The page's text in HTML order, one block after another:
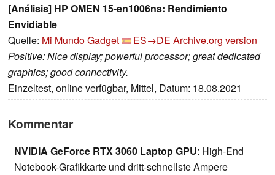
[Análisis] HP OMEN 15-en1006ns: Rendimiento
Envidiable
Quelle: Mi Mundo Gadget ES→DE Archive.org version
Positive: Nice display; powerful processor; great dedicated
graphics; good connectivity.
Einzeltest, online verfügbar, Mittel, Datum: 18.08.2021
Kommentar
NVIDIA GeForce RTX 3060 Laptop GPU: High-End
Notebook-Grafikkarte und dritt-schnellste Ampere